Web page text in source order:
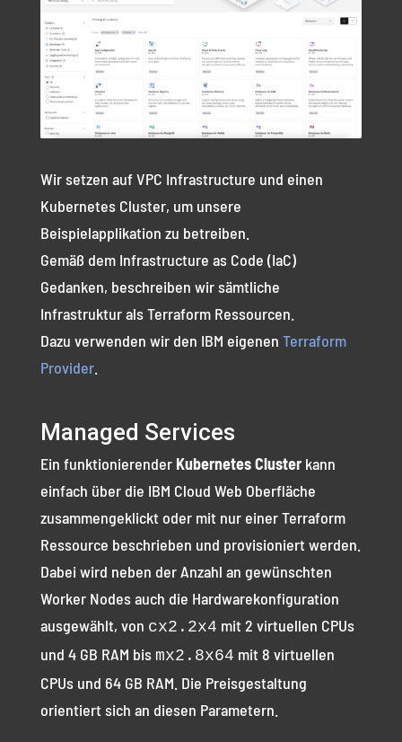
Wir setzen auf VPC Infrastructure und einen
Kubernetes Cluster, um unsere
Beispielapplikation zu betreiben.
Gemäß dem Infrastructure as Code (IaC)
Gedanken, beschreiben wir sämtliche
Infrastruktur als Terraform Ressourcen.
Dazu verwenden wir den IBM eigenen Terraform
Provider.
Managed Services
Ein funktionierender Kubernetes Clusterkann
einfach über die IBM Cloud Web Oberfläche
zusammengeklickt oder mit nur einer Terraform
Ressource beschrieben und provisioniert werden.
Dabei wird neben der Anzahl an gewünschten
Worker Nodes auch die Hardwarekonfiguration
ausgewählt, von cx2.2x4 mit 2 virtuellen CPUs
und 4 GB RAM bis mx2.8x64 mit 8 virtuellen
CPUs und 64 GB RAM. Die Preisgestaltung
orientiert sich an diesen Parametern.